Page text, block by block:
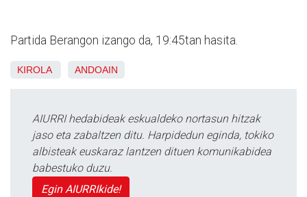
Partida Berangon izango da, 19:45tan hasita.
KIROLA ANDOAIN
AIURRI hedabideak eskualdeko nortasun hitzak
jaso eta zabaltzen ditu. Harpidedun eginda, tokiko
albisteak euskaraz lantzen dituen komunikabidea
babestuko duzu.
Egin AIURRIkide!